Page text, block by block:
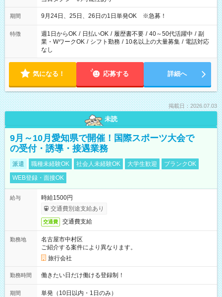
期間 9月24日、25日、26日の1日単発OK ※急募！
特徴 週1日からOK / 日払いOK / 履歴書不要 / 40～50代活躍中 / 副
業・WワークOK / シフト勤務 / 10名以上の大量募集 / 電話対応
なし
気になる！ 応募する 詳細へ
掲載日：2026.07.03
未読
9月～10月愛知県で開催！国際スポーツ大会で
の受付・誘導・接遇業務
派遣 職種未経験OK 社会人未経験OK 大学生歓迎
ブランクOK
WEB登録・面接OK
給与
時給1500円
交通費別途支給あり
交通費 交通費支給
勤務地
名古屋市中村区
ご紹介する案件により異なります。
旅行会社
勤務時間 働きたい日だけ働ける登録制！
期間 単発（10日以内・1日のみ）